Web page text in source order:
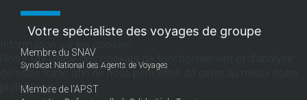
Votre spécialiste des voyages de groupe
Membre du SNAV
Syndicat National des Agents de Voyages
Membre de l'APST
Notre site utilise des cookies de fonctionnement et d'analyse
de notre trafic afin de nous permettre de gérer au mieux notre
plateforme.